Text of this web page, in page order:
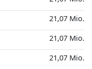
21,07 Mio.
21,07 Mio.
21,07 Mio.